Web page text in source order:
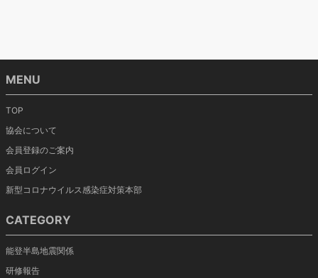
MENU
TOP
協会について
会員登録のご案内
会員ログイン
新型コロナウイルス感染症対策本部
CATEGORY
能登半島地震関係
研修報告